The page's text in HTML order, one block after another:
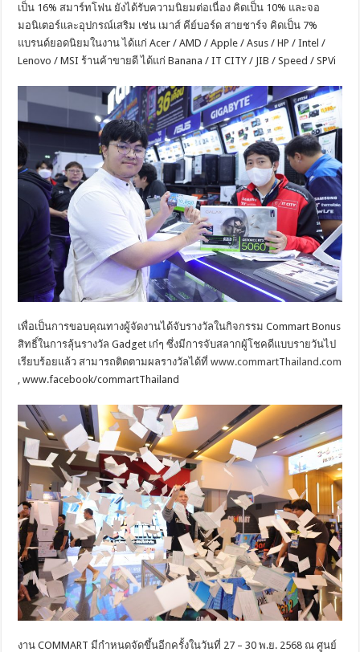
เป็น 16% สมาร์ทโฟน ยังได้รับความนิยมต่อเนื่อง คิดเป็น 10% และจอ
มอนิเตอร์และอุปกรณ์เสริม เช่น เมาส์ คีย์บอร์ด สายชาร์จ คิดเป็น 7%
แบรนด์ยอดนิยมในงาน ได้แก่ Acer / AMD / Apple / Asus / HP / Intel /
Lenovo / MSI ร้านค้าขายดี ได้แก่ Banana / IT CITY / JIB / Speed / SPVi
เพื่อเป็นการขอบคุณทางผู้จัดงานได้จับรางวัลในกิจกรรม Commart Bonus
สิทธิ์ในการลุ้นรางวัล Gadget เก๋ๆ ซึ่งมีการจับสลากผู้โชคดีแบบรายวันไป
เรียบร้อยแล้ว สามารถติดตามผลรางวัลได้ที่www.commartThailand.com
, www.facebook/commartThailand
งาน COMMART มีกำหนดจัดขึ้นอีกครั้งในวันที่ 27 – 30 พ.ย. 2568 ณ ศูนย์